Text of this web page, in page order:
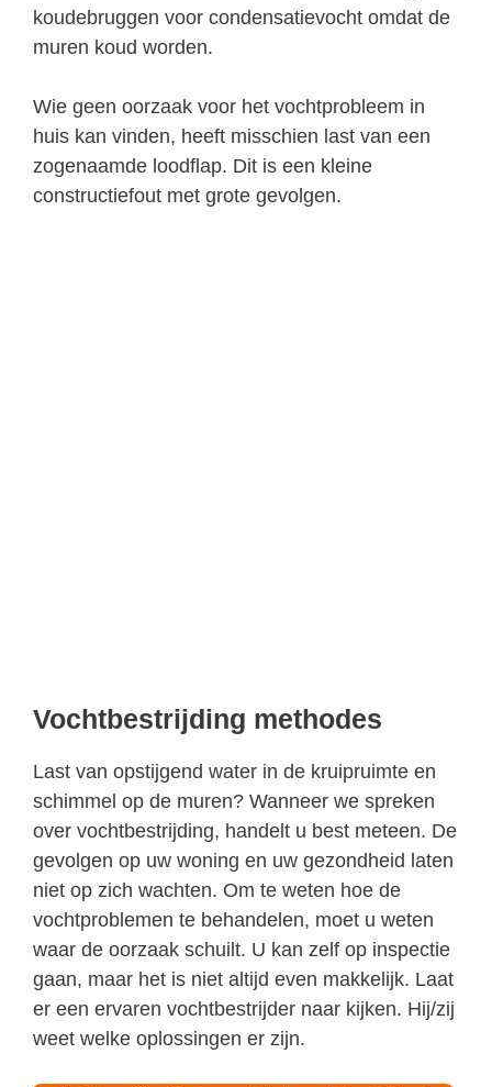
koudebruggen voor condensatievocht omdat de
muren koud worden.
Wie geen oorzaak voor het vochtprobleem in
huis kan vinden, heeft misschien last van een
zogenaamde loodflap. Dit is een kleine
constructiefout met grote gevolgen.
Vochtbestrijding methodes
Last van opstijgend water in de kruipruimte en
schimmel op de muren? Wanneer we spreken
over vochtbestrijding, handelt u best meteen. De
gevolgen op uw woning en uw gezondheid laten
niet op zich wachten. Om te weten hoe de
vochtproblemen te behandelen, moet u weten
waar de oorzaak schuilt. U kan zelf op inspectie
gaan, maar het is niet altijd even makkelijk. Laat
er een ervaren vochtbestrijder naar kijken. Hij/zij
weet welke oplossingen er zijn.